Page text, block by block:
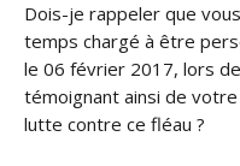
Dois-je rappeler que
temps chargé à être
le 06 février 2017, lors
témoignant ainsi de
lutte contre ce fléau ?